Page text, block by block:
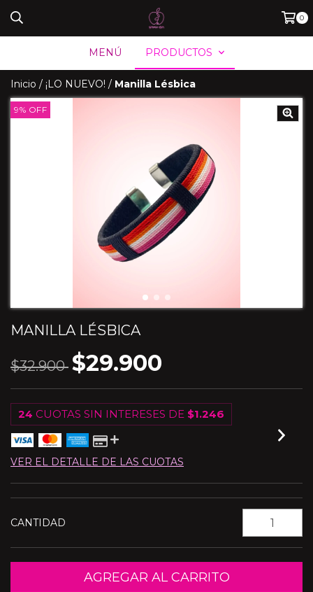
0
MENÚ PRODUCTOS
Inicio / ¡LO NUEVO! / Manilla Lésbica
9% OFF
MANILLA LÉSBICA
$32.900 $29.900
24 CUOTAS SIN INTERESES DE $1.246
VER EL DETALLE DE LAS CUOTAS
CANTIDAD